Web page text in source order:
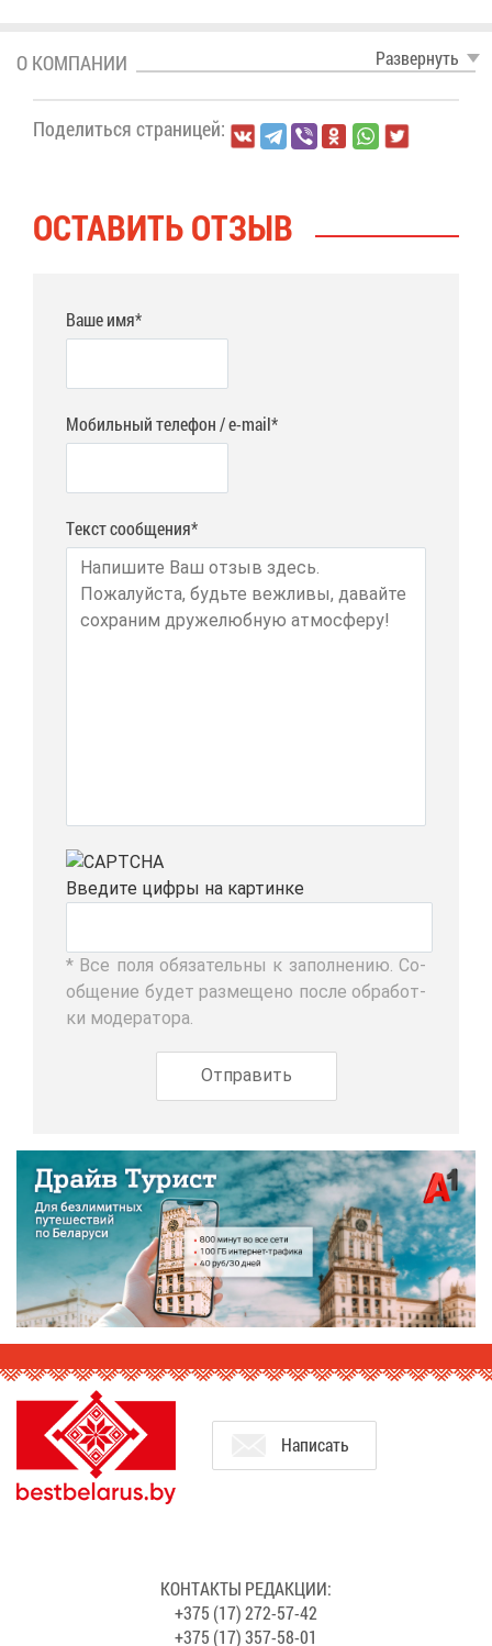
Раз­вер­нуть
О КОМ­ПА­НИИ
По­де­лить­ся стра­ни­цей:
ОСТА­ВИТЬ ОТ­ЗЫВ
Ваше имя*
Мобильный телефон / e-mail*
Текст сообщения*
Вве­ди­те циф­ры на кар­тин­ке
* Все по­ля обя­за­тель­ны к за­пол­не­нию. Со­
об­ще­ние бу­дет раз­ме­ще­но по­сле об­ра­бот­
ки мо­де­ра­то­ра.
На­пи­сать
КОН­ТАК­ТЫ РЕ­ДАК­ЦИИ:
+375 (17) 272-57-42
+375 (17) 357-58-01